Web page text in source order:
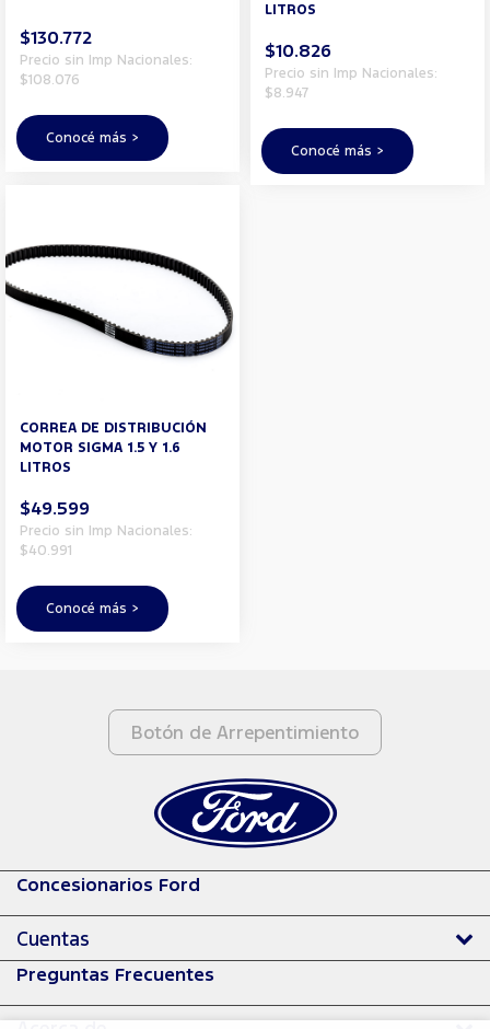
$130.772
Precio sin Imp Nacionales:
$108.076
Conocé más >
LITROS
$10.826
Precio sin Imp Nacionales:
$8.947
Conocé más >
CORREA DE DISTRIBUCIÓN
MOTOR SIGMA 1.5 Y 1.6
LITROS
$49.599
Precio sin Imp Nacionales:
$40.991
Conocé más >
Botón de Arrepentimiento
Concesionarios Ford
Cuentas
Preguntas Frecuentes